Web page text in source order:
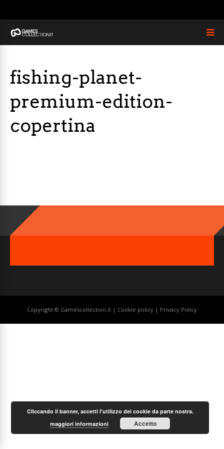
fishing-planet-
premium-edition-
copertina
Copyright © Gamescollection.it | Cookie policy | Privacy Policy
Cliccando il banner, accetti l'utilizzo dei cookie da parte nostra.
maggiori informazioni
Accetto